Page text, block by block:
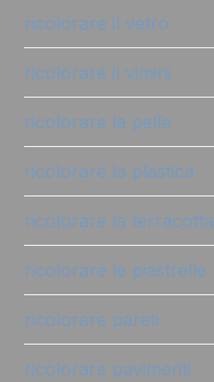
ricolorare il vetro
ricolorare il vimini
ricolorare la pelle
ricolorare la plastica
ricolorare la terracotta
ricolorare le piastrelle
ricolorare pareti
ricolorare pavimenti